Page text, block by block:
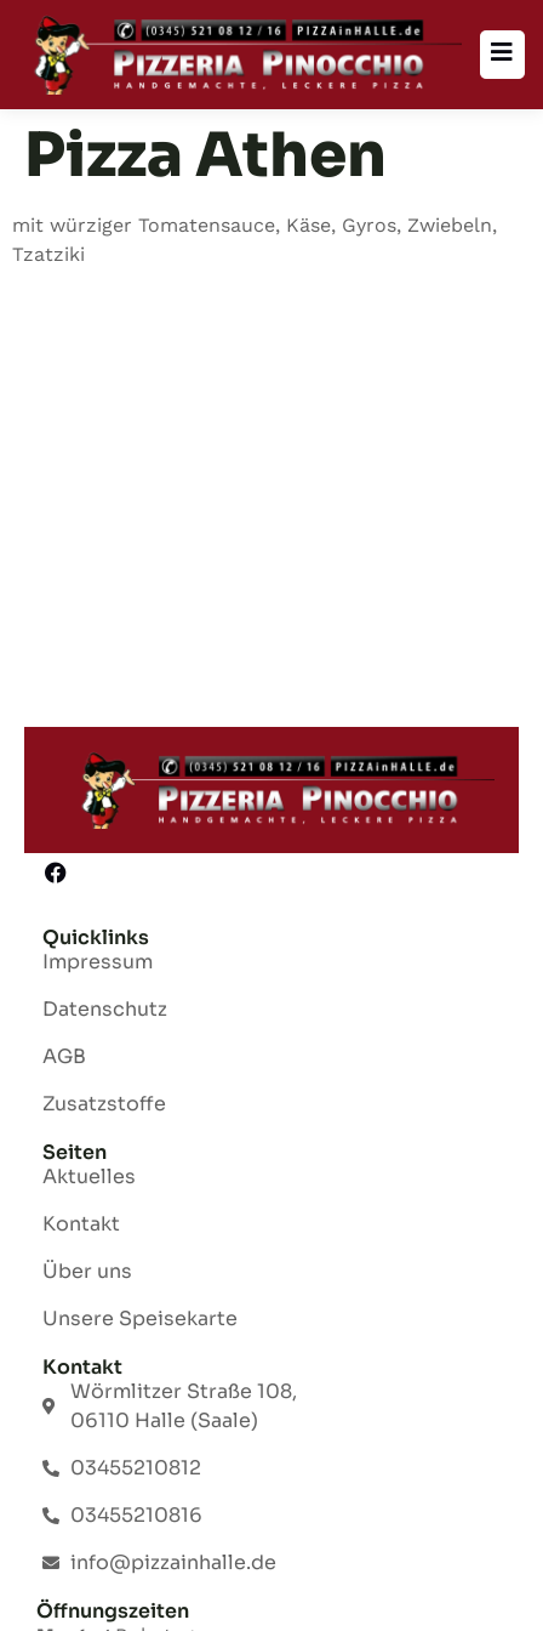
Pizza Athen
mit würziger Tomatensauce, Käse, Gyros, Zwiebeln,
Tzatziki
Quicklinks
Impressum
Datenschutz
AGB
Zusatzstoffe
Seiten
Aktuelles
Kontakt
Über uns
Unsere Speisekarte
Kontakt
Wörmlitzer Straße 108,
06110 Halle (Saale)
03455210812
03455210816
info@pizzainhalle.de
Öffnungszeiten